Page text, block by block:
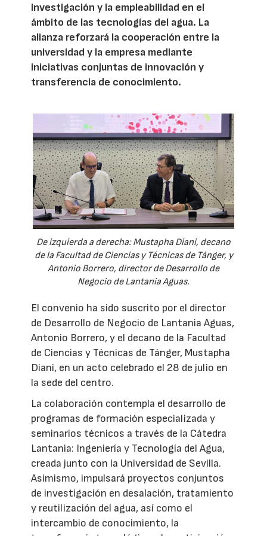
investigación y la empleabilidad en el
ámbito de las tecnologías del agua. La
alianza reforzará la cooperación entre la
universidad y la empresa mediante
iniciativas conjuntas de innovación y
transferencia de conocimiento.
De izquierda a derecha: Mustapha Diani, decano
de la Facultad de Ciencias y Técnicas de Tánger, y
Antonio Borrero, director de Desarrollo de
Negocio de Lantania Aguas.
El convenio ha sido suscrito por el director
de Desarrollo de Negocio de Lantania Aguas,
Antonio Borrero, y el decano de la Facultad
de Ciencias y Técnicas de Tánger, Mustapha
Diani, en un acto celebrado el 28 de julio en
la sede del centro.
La colaboración contempla el desarrollo de
programas de formación especializada y
seminarios técnicos a través de la Cátedra
Lantania: Ingeniería y Tecnología del Agua,
creada junto con la Universidad de Sevilla.
Asimismo, impulsará proyectos conjuntos
de investigación en desalación, tratamiento
y reutilización del agua, así como el
intercambio de conocimiento, la